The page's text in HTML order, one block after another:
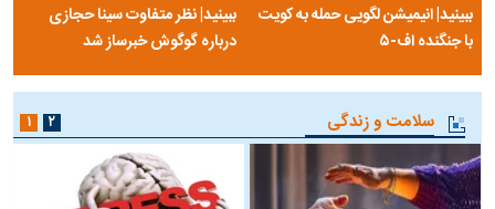
ببینید| انیمیشن لگویی حمله به کویت
با جنگنده اف-۵
ببینید| نظر متفاوت سینا حجازی
درباره گوگوش خبرساز شد
سلامت و زندگی ۱ ۲